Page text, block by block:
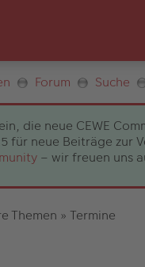
Forum Suche
die neue CEWE
für neue Beiträge zur
– wir freuen uns
Themen » Termine